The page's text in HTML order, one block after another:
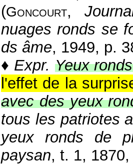
(Goncourt,
nuages ronds se
ds âme, 1949, p.
♦ Expr. Yeux
l'effet de la
avec des yeux
tous les patriotes
yeux ronds de
paysan, t. 1, 1870